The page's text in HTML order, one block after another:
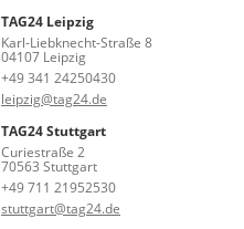
TAG24 Leipzig
Karl-Liebknecht-Straße 8
04107 Leipzig
+49 341 24250430
leipzig@tag24.de
TAG24 Stuttgart
Curiestraße 2
70563 Stuttgart
+49 711 21952530
stuttgart@tag24.de